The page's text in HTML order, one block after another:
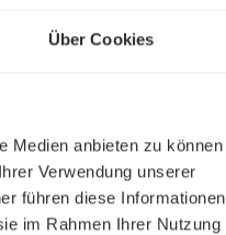
Über Cookies
Medien anbieten zu können
Verwendung unserer
führen diese Informationen
im Rahmen Ihrer Nutzung